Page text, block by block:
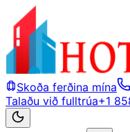
Skoða ferðina mína
Talaðu við fulltrúa+1